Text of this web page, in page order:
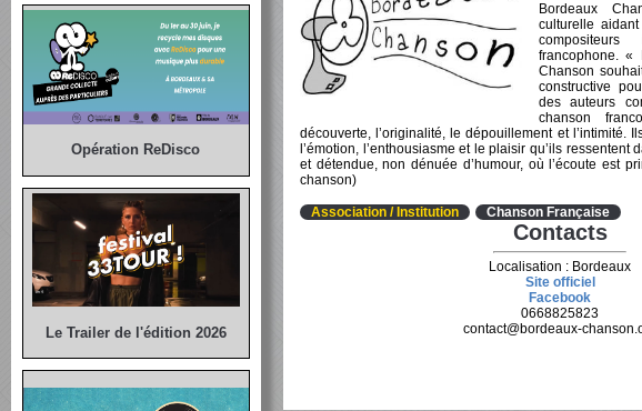
Opération ReDisco
Le Trailer de l'édition 2026
Bordeaux
culturelle
francophone. «
Chanson
constructive
des auteurs
chanson
découverte, l’originalité, le dépouillement et l’intimité.
l’émotion, l’enthousiasme et le plaisir qu’ils ressentent
et détendue, non dénuée d’humour, où l’écoute est
chanson)
Association / Institution Chanson Française
Contacts
Localisation : Bordeaux
Site officiel
Facebook
0668825823
contact@bordeaux-